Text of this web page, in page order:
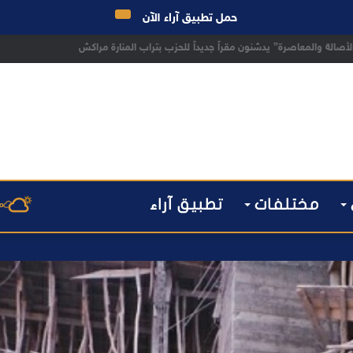
يطيح بقاصر مشتبه في تورطه في سرقة مسلحة..
مختلفات تطبيق آراء
حمل تطبيق آراء الآن